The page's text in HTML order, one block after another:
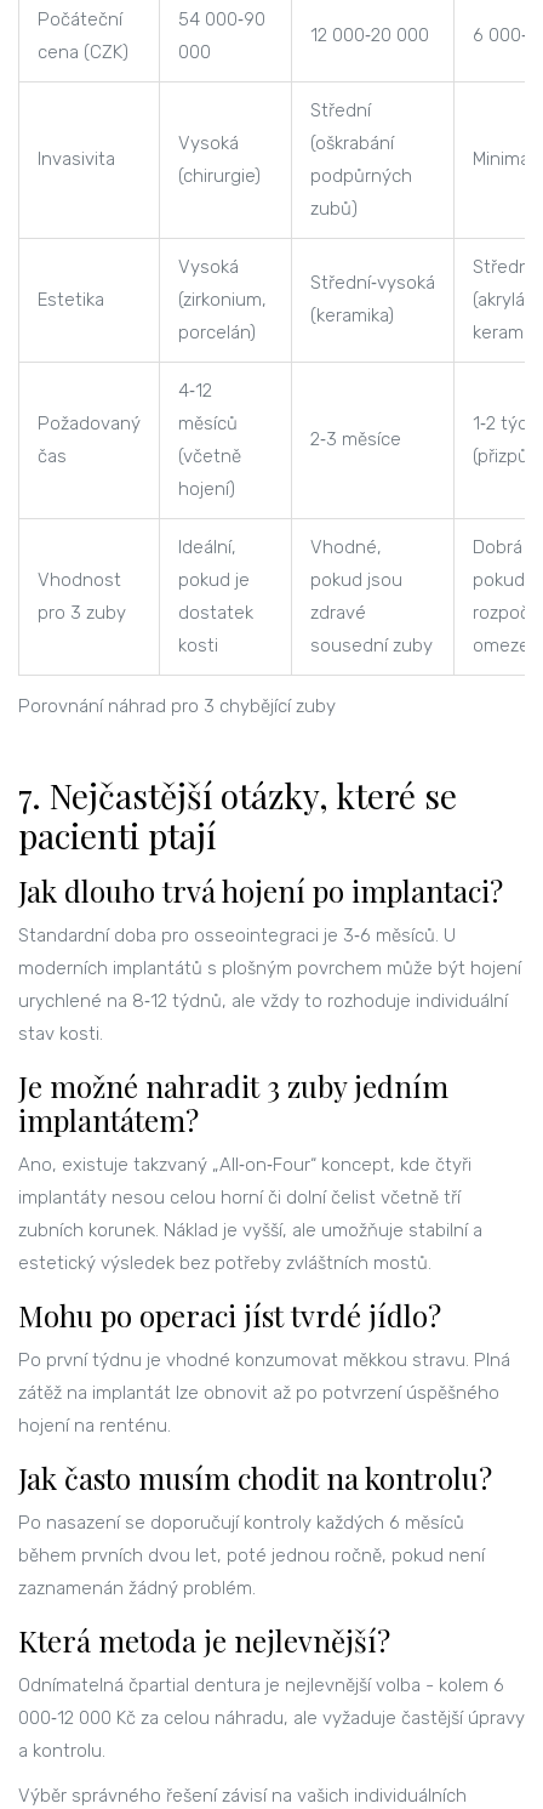
Porovnání náhrad pro 3 chybějící zuby
Počáteční
cena (CZK)
54 000‑90
000
12 000‑20 000 6
Invasivita
Vysoká
(chirurgie)
Střední
(oškrabání
podpůrných
zubů)
Estetika
Vysoká
(zirkonium,
porcelán)
Střední‑vysoká
(keramika)
Střední
(akrylát,
Požadovaný
čas
4‑12
měsíců
(včetně
hojení)
2‑3 měsíce
1‑2
Vhodnost
pro 3 zuby
Ideální,
pokud je
dostatek
kosti
Vhodné,
pokud jsou
zdravé
sousední zuby
Dobrá
pokud je
7. Nejčastější otázky, které se
pacienti ptají
Jak dlouho trvá hojení po implantaci?
Standardní doba pro osseointegraci je 3‑6 měsíců. U
moderních implantátů s plošným povrchem může být hojení
urychlené na 8‑12 týdnů, ale vždy to rozhoduje individuální
stav kosti.
Je možné nahradit 3 zuby jedním
implantátem?
Ano, existuje takzvaný „All‑on‑Four“ koncept, kde čtyři
implantáty nesou celou horní či dolní čelist včetně tří
zubních korunek. Náklad je vyšší, ale umožňuje stabilní a
estetický výsledek bez potřeby zvláštních mostů.
Mohu po operaci jíst tvrdé jídlo?
Po první týdnu je vhodné konzumovat měkkou stravu. Plná
zátěž na implantát lze obnovit až po potvrzení úspěšného
hojení na renténu.
Jak často musím chodit na kontrolu?
Po nasazení se doporučují kontroly každých 6 měsíců
během prvních dvou let, poté jednou ročně, pokud není
zaznamenán žádný problém.
Která metoda je nejlevnější?
Odnímatelná čpartial dentura je nejlevnější volba - kolem 6
000‑12 000 Kč za celou náhradu, ale vyžaduje častější úpravy
a kontrolu.
Výběr správného řešení závisí na vašich individuálních